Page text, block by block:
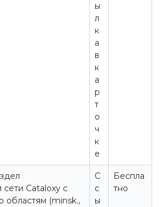
ы
л
к
а
в
к
а
р
т
о
ч
к
е
Cataloxy с
областям (minsk.,
С
с
ы
Беспла
тно